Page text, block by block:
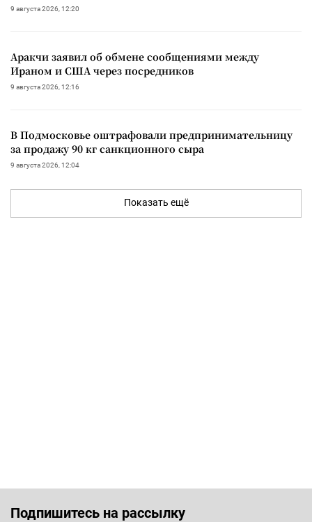
9 августа 2026, 12:20
Аракчи заявил об обмене сообщениями между
Ираном и США через посредников
9 августа 2026, 12:16
В Подмосковье оштрафовали предпринимательницу
за продажу 90 кг санкционного сыра
9 августа 2026, 12:04
Показать ещё
Подпишитесь на рассылку